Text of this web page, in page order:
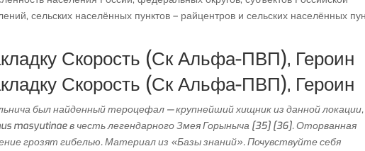
сельских населённых пунктов – райцентров и сельских населённых
Скорость (Ск Альфа-ПВП), Героин
Скорость (Ск Альфа-ПВП), Героин
был найденный тероцефал — крупнейший хищник из данной локации,
masyutinae в честь легендарного Змея Горыныча [35] [36]. Оторванная
грозят гибелью. Материал из «Базы знаний». Почувствуйте себя